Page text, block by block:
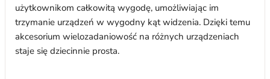
użytkownikom całkowitą wygodę, umożliwiając im
trzymanie urządzeń w wygodny kąt widzenia. Dzięki temu
akcesorium wielozadaniowość na różnych urządzeniach
staje się dziecinnie prosta.